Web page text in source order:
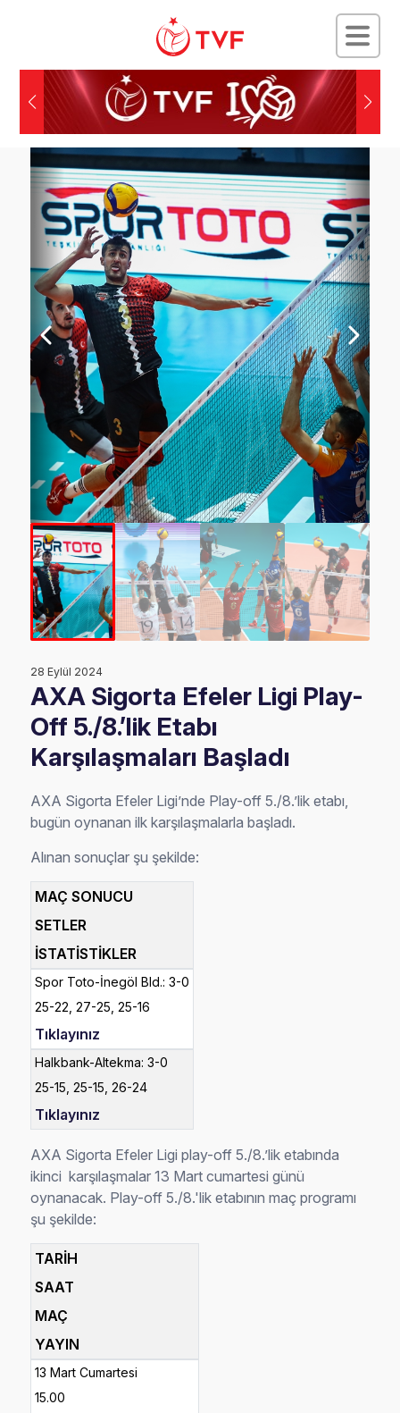
28 Eylül 2024
AXA Sigorta Efeler Ligi Play-
Off 5./8.’lik Etabı
Karşılaşmaları Başladı
AXA Sigorta Efeler Ligi’nde Play-off 5./8.’lik etabı,
bugün oynanan ilk karşılaşmalarla başladı.
Alınan sonuçlar şu şekilde:
MAÇ SONUCU
SETLER
İSTATİSTİKLER
Spor Toto-İnegöl Bld.: 3-0
25-22, 27-25, 25-16
Tıklayınız
Halkbank-Altekma: 3-0
25-15, 25-15, 26-24
Tıklayınız
AXA Sigorta Efeler Ligi play-off 5./8.’lik etabında
ikinci karşılaşmalar 13 Mart cumartesi günü
oynanacak. Play-off 5./8.'lik etabının maç programı
şu şekilde:
TARİH
SAAT
MAÇ
YAYIN
13 Mart Cumartesi
15.00